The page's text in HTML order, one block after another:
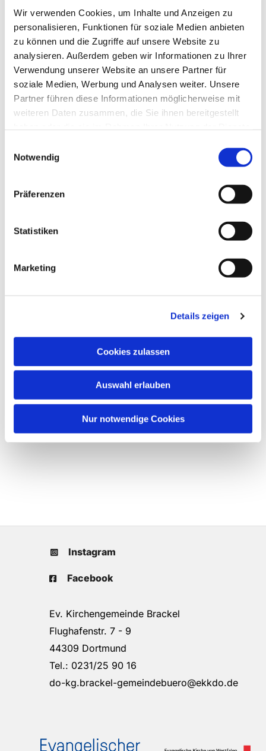
Wir verwenden Cookies, um Inhalte und Anzeigen zu
personalisieren, Funktionen für soziale Medien anbieten
zu können und die Zugriffe auf unsere Website zu
analysieren. Außerdem geben wir Informationen zu Ihrer
Verwendung unserer Website an unsere Partner für
soziale Medien, Werbung und Analysen weiter. Unsere
Partner führen diese Informationen möglicherweise mit
weiteren Daten zusammen, die Sie ihnen bereitgestellt
Notwendig
Präferenzen
Statistiken
Marketing
Details zeigen
Cookies zulassen
Auswahl erlauben
Nur notwendige Cookies
Dies könnte Sie auch
Instagram
Facebook
Ev. Kirchengemeinde Brackel
Flughafenstr. 7 - 9
44309 Dortmund
Tel.: 0231/25 90 16
do-kg.brackel-gemeindebuero@ekkdo.de